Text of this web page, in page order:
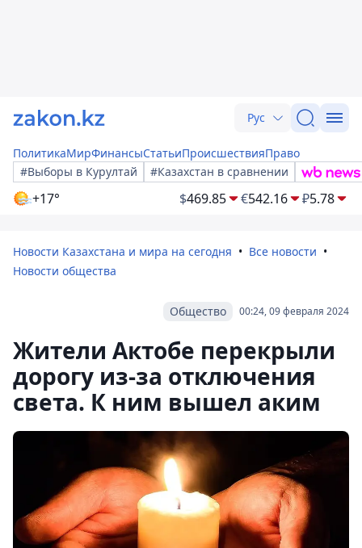
Рус
ПолитикаМирФинансыСтатьиПроисшествияПраво
#Выборы в Курултай
#Казахстан в сравнении
+17° $469.85 €542.16 ₽5.78
Новости Казахстана и мира на сегодня
Все новости
Новости общества
00:24, 09 февраля 2024
Общество
Жители Актобе перекрыли
дорогу из-за отключения
света. К ним вышел аким